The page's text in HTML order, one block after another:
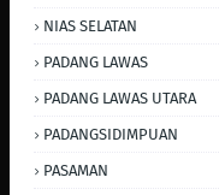
NIAS SELATAN
PADANG LAWAS
PADANG LAWAS UTARA
PADANGSIDIMPUAN
PASAMAN